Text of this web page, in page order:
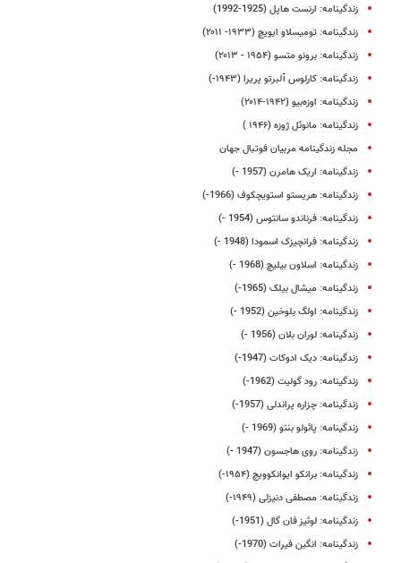
‌زندگینامه: ارنست هاپل (1925-1992)
زندگینامه: تومیسلاو ایویچ (۱۹۳۳- ۲۰۱۱)
زندگینامه: برونو متسو (۱۹۵۴ - ۲۰۱۳)
زندگینامه: کارلوس آلبرتو پریرا (۱۹۴۳-)
زندگینامه: اوزه‌بیو (۱۹۴۲-۲۰۱۴)
زندگینامه: مانوئل ژوزه (۱۹۴۶ )
مجله زندگینامه مربیان فوتبال جهان
زندگینامه: اریک هامرن (1957 -)
زندگینامه: هریستو استویچکوف (1966-)
زندگینامه: فرناندو سانتوس (1954 -)
زندگینامه: فرانچیزک اسمودا (1948 -)
زندگینامه: اسلاون بیلیچ (1968 -)
زندگینامه: میشال بیلک (1965-)
زندگینامه: اولگ بلوخین (1952 -)
زندگینامه: لوران بلان (1956 -)
زندگینامه: دیک ادوکات (1947-)
زندگینامه: رود گولیت (1962-)
زندگینامه: چزاره پراندلی (1957-)
زندگینامه: پائولو بنتو (1969 -)
زندگینامه: روی هاجسون (1947 -)
زندگینامه: برانکو ایوانکوویچ (۱۹۵۴-)
زندگینامه: مصطفی دنیزلی (۱۹۴۹-)
‌زندگینامه: لوئیز فان گال (1951-)
زندگینامه: انگین فیرات (1970-)